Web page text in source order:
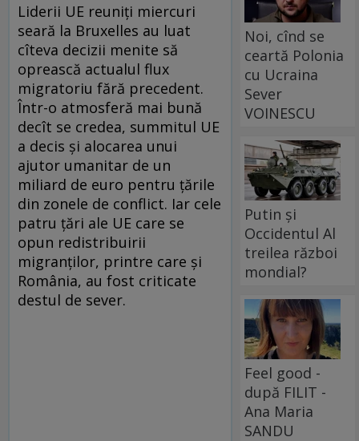
Liderii UE reuniţi miercuri
seară la Bruxelles au luat
cîteva decizii menite să
oprească actualul flux
migratoriu fără precedent.
Într-o atmosferă mai bună
decît se credea, summitul UE
a decis şi alocarea unui
ajutor umanitar de un
miliard de euro pentru ţările
din zonele de conflict. Iar cele
patru ţări ale UE care se
opun redistribuirii
migranţilor, printre care şi
România, au fost criticate
destul de sever.
Noi, cînd se
ceartă Polonia
cu Ucraina
Sever
VOINESCU
Putin și
Occidentul Al
treilea război
mondial?
Feel good -
după FILIT -
Ana Maria
SANDU